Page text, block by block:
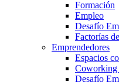
Formación
Empleo
Desafío
Factorías
Emprendedores
Espacios
Coworking
Desafío